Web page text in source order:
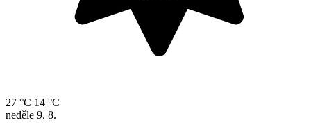
27 °C 14 °C
neděle 9. 8.